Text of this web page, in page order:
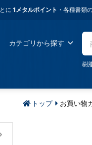
1メタルポイント・各種書類のＤ
カテゴリから探す
樹
トップ お買い物